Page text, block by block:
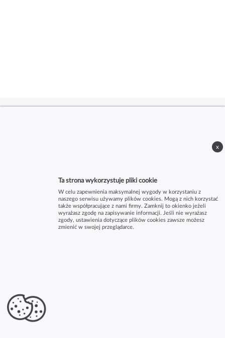
Ta strona wykorzystuje pliki cookie
W celu zapewnienia maksymalnej wygody w korzystaniu z
naszego serwisu używamy plików cookies. Mogą z nich korzystać
także współpracujące z nami firmy. Zamknij to okienko jeżeli
wyrażasz zgodę na zapisywanie informacji. Jeśli nie wyrażasz
zgody, ustawienia dotyczące plików cookies zawsze możesz
zmienić w swojej przeglądarce.
x